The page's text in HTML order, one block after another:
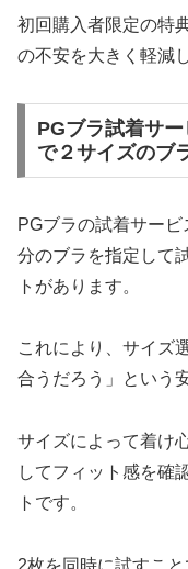
初回購入者限定の特
の不安を大きく軽減
PGブラ試着サ
で２サイズのブ
PGブラの試着サー
分のブラを指定して
トがあります。
これにより、サイズ
合うだろう」という
サイズによって着け
してフィット感を確
トです。
2枚を同時に試すこ